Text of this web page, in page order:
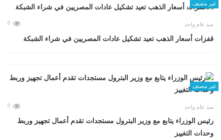
غير مصنف
منذ عام واحد 0
قفزات أسعار الذهب تعيد تشكيل عادات المصريين في شراء الشبكة
غير مصنف
منذ عام واحد 0
رئيس الوزراء يتابع مع وزير البترول مستجدات تقدم أعمال تجهيز وربط
وحدات التغييز